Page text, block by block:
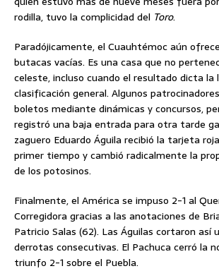
rodilla, tuvo la complicidad del Toro.
Paradójicamente, el Cuauhtémoc aún
butacas vacías. Es una casa que no
celeste, incluso cuando el resultado dicta la
clasificación general. Algunos
boletos mediante dinámicas y concursos,
registró una baja entrada para otra tarde
zaguero Eduardo Águila recibió la tarjeta
primer tiempo y cambió radicalmente la
de los potosinos.
Finalmente, el América se impuso 2-1 al
Corregidora gracias a las anotaciones de
Patricio Salas (62). Las Águilas cortaron así
derrotas consecutivas. El Pachuca cerró la
triunfo 2-1 sobre el Puebla.